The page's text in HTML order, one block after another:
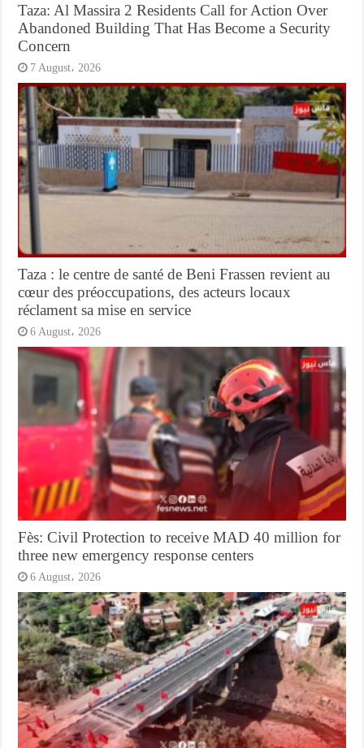
Taza: Al Massira 2 Residents Call for Action Over
Abandoned Building That Has Become a Security
Concern
7 August، 2026
Taza : le centre de santé de Beni Frassen revient au
cœur des préoccupations, des acteurs locaux
réclament sa mise en service
6 August، 2026
Fès: Civil Protection to receive MAD 40 million for
three new emergency response centers
6 August، 2026